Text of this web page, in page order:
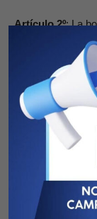
Artículo 2º: La
abonará
correspondiente,
a) Prestaciones
Total y
módulos: pesos
b) Prestaciones
de cuarenta (40)
sesenta (60)
Prestaciones